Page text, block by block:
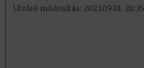
Utolsó módosítás: 2023.09.01. 20:35